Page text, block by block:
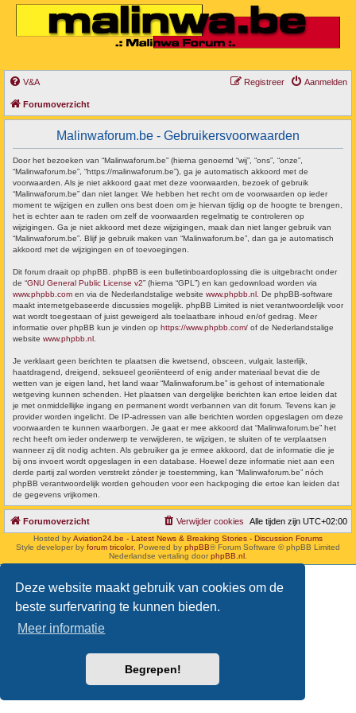
Deze website maakt gebruik van cookies om de
beste surfervaring te kunnen bieden.
Meer informatie
Begrepen!
V&A Aanmelden
Registreer
Forumoverzicht
Malinwaforum.be - Gebruikersvoorwaarden
Door het bezoeken van “Malinwaforum.be” (hierna genoemd “wij”, “ons”, “onze”,
“Malinwaforum.be”, “https://malinwaforum.be”), ga je automatisch akkoord met de
voorwaarden. Als je niet akkoord gaat met deze voorwaarden, bezoek of gebruik
“Malinwaforum.be” dan niet langer. We hebben het recht om de voorwaarden op ieder
moment te wijzigen en zullen ons best doen om je hiervan tijdig op de hoogte te brengen,
het is echter aan te raden om zelf de voorwaarden regelmatig te controleren op
wijzigingen. Ga je niet akkoord met deze wijzigingen, maak dan niet langer gebruik van
“Malinwaforum.be”. Blijf je gebruik maken van “Malinwaforum.be”, dan ga je automatisch
akkoord met de wijzigingen en of toevoegingen.
Dit forum draait op phpBB. phpBB is een bulletinboardoplossing die is uitgebracht onder
de “GNU General Public License v2” (hierna “GPL”) en kan gedownload worden via
www.phpbb.com en via de Nederlandstalige website www.phpbb.nl . De phpBB-software
maakt internetgebaseerde discussies mogelijk. phpBB Limited is niet verantwoordelijk voor
wat wordt toegestaan of juist geweigerd als toelaatbare inhoud en/of gedrag. Meer
informatie over phpBB kun je vinden op https://www.phpbb.com/ of de Nederlandstalige
website www.phpbb.nl
Je verklaart geen berichten te plaatsen die kwetsend, obsceen, vulgair, lasterlijk,
haatdragend, dreigend, seksueel georiënteerd of enig ander materiaal bevat die de
wetten van je eigen land, het land waar “Malinwaforum.be” is gehost of internationale
wetgeving kunnen schenden. Het plaatsen van dergelijke berichten kan ertoe leiden dat
je met onmiddellijke ingang en permanent wordt verbannen van dit forum. Tevens kan je
provider worden ingelicht. De IP-adressen van alle berichten worden opgeslagen om deze
voorwaarden te kunnen waarborgen. Je gaat er mee akkoord dat “Malinwaforum.be” het
recht heeft om ieder onderwerp te verwijderen, te wijzigen, te sluiten of te verplaatsen
wanneer zij dit nodig achten. Als gebruiker ga je ermee akkoord, dat de informatie die je
bij ons invoert wordt opgeslagen in een database. Hoewel deze informatie niet aan een
derde partij zal worden verstrekt zónder je toestemming, kan “Malinwaforum.be” nóch
phpBB verantwoordelijk worden gehouden voor een hackpoging die ertoe kan leiden dat
de gegevens vrijkomen.
Forumoverzicht Alle tijden zijn UTC+02:00
Verwijder cookies
Hosted by Aviation24.be - Latest News & Breaking Stories - Discussion Forums
Style developer by forum tricolor, Powered by phpBB® Forum Software © phpBB Limited
Nederlandse vertaling doorphpBB.nl